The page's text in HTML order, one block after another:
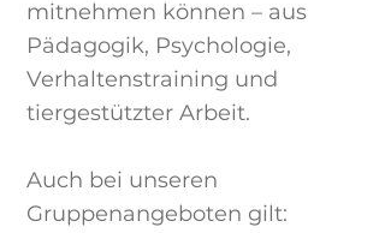
mitnehmen können – aus
Pädagogik, Psychologie,
Verhaltenstraining und
tiergestützter Arbeit.
Auch bei unseren
Gruppenangeboten gilt: